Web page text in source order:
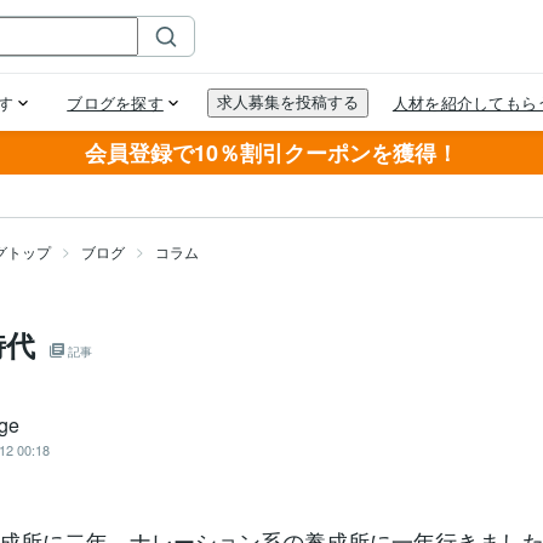
会員登録で10％割引クーポンを獲得！
トップ ブログ コラム
記事
00:18